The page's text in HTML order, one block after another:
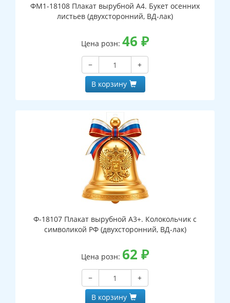
ФМ1-18108 Плакат вырубной А4. Букет осенних
листьев (двухсторонний, ВД-лак)
Цена розн: 46 ₽
−
+
В корзину
Ф-18107 Плакат вырубной А3+. Колокольчик с
символикой РФ (двухсторонний, ВД-лак)
Цена розн: 62 ₽
−
+
В корзину